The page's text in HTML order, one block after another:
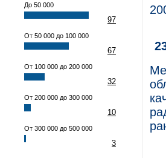
До 50 000
97
От 50 000 до 100 000
67
От 100 000 до 200 000
32
От 200 000 до 300 000
10
От 300 000 до 500 000
3